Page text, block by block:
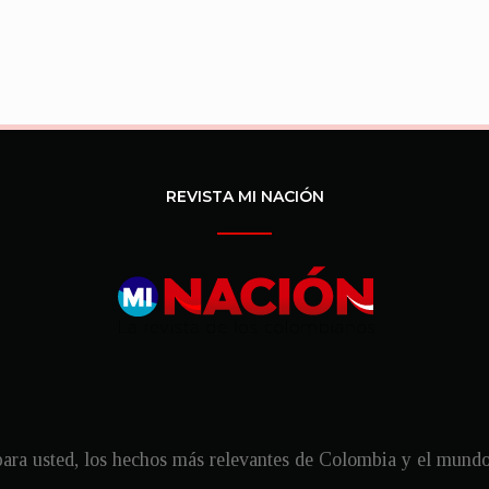
REVISTA MI NACIÓN
usted, los hechos más relevantes de Colombia y el